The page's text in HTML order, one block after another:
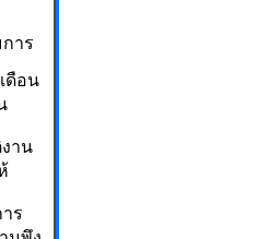
าร
ดือน
าน
ร